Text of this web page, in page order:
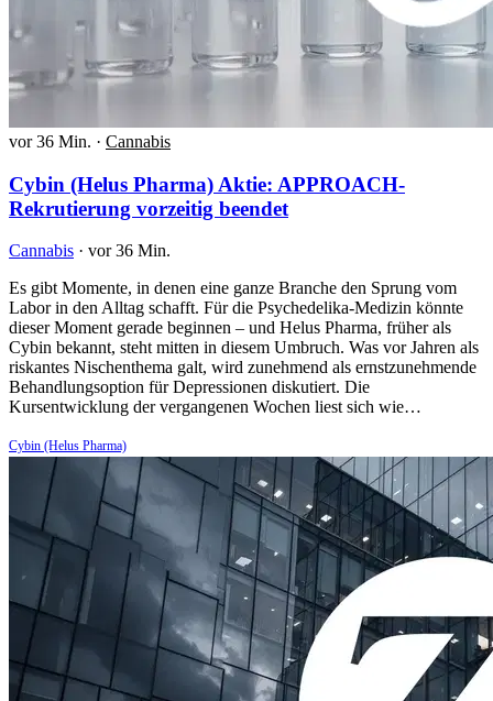
vor 36 Min. · Cannabis
Cybin (Helus Pharma) Aktie: APPROACH-
Rekrutierung vorzeitig beendet
Cannabis · vor 36 Min.
Es gibt Momente, in denen eine ganze Branche den Sprung vom
Labor in den Alltag schafft. Für die Psychedelika-Medizin könnte
dieser Moment gerade beginnen – und Helus Pharma, früher als
Cybin bekannt, steht mitten in diesem Umbruch. Was vor Jahren als
riskantes Nischenthema galt, wird zunehmend als ernstzunehmende
Behandlungsoption für Depressionen diskutiert. Die
Kursentwicklung der vergangenen Wochen liest sich wie…
Cybin (Helus Pharma)